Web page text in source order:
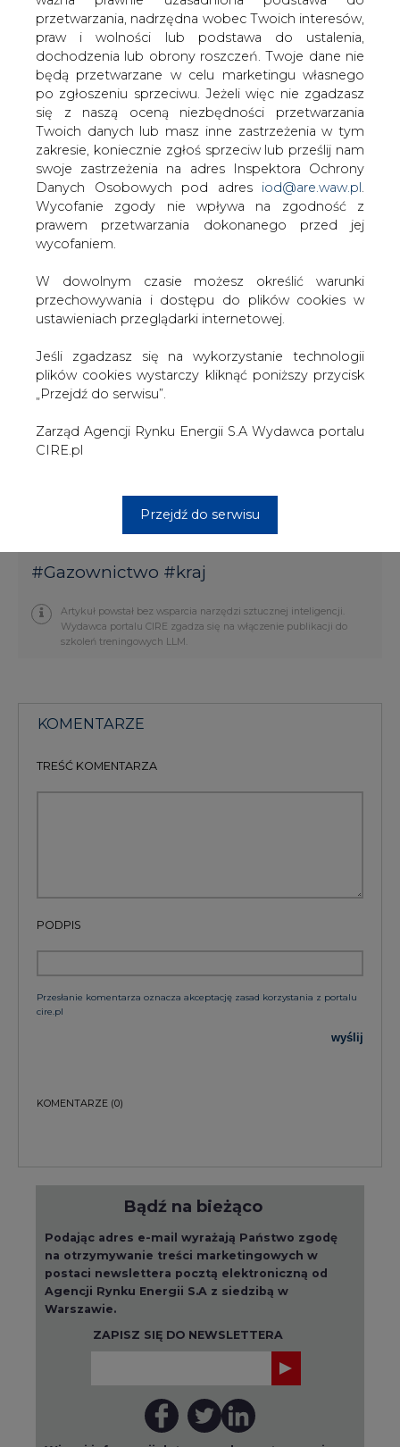
praw i wolności lub podstawa do ustalenia,
dochodzenia lub obrony roszczeń. Twoje dane nie
będą przetwarzane w celu marketingu własnego
po zgłoszeniu sprzeciwu. Jeżeli więc nie zgadzasz
się z naszą oceną niezbędności przetwarzania
Twoich danych lub masz inne zastrzeżenia w tym
zakresie, koniecznie zgłoś sprzeciw lub prześlij nam
swoje zastrzeżenia na adres Inspektora Ochrony
Danych Osobowych pod adres iod@are.waw.pl .
Wycofanie zgody nie wpływa na zgodność z
prawem przetwarzania dokonanego przed jej
wycofaniem.
W dowolnym czasie możesz określić warunki
przechowywania i dostępu do plików cookies w
ustawieniach przeglądarki internetowej.
Jeśli zgadzasz się na wykorzystanie technologii
plików cookies wystarczy kliknąć poniższy przycisk
„Przejdź do serwisu”.
Zarząd Agencji Rynku Energii S.A Wydawca portalu
CIRE.pl
„Na dziś jest zarządzona narada z przedstawicielami
PGNiG i Gaz systemu, która powinna dać odpowiedź na
przyczyny, przebieg i skutki zmniejszenia dostaw gazu
do Polski” – powiedział Woźniak dziennikarzom w
poniedziałek.
Dodał, że wynik tej narady będzie prawdopodobnie
upubliczniony.
Minister uspokoił, że nie ma zagrożenia dla odbiorców w
Polsce. „Kompensowanie przepływów do wymaganego
poziomu nie jest specjalnie trudne, gdyż nie ma środka
zimy i mamy pełne magazyny” – powiedział.
W piątek media informowały, że ukraiński dostawca
Polskiego Górnictwa Naftowego i Gazownictwa (PGNiG),
firma RosUkrEnergo, zmniejszyła dostawy gazu do
W poniedziałek minister przyznał, że z sobotniego
raportu, który do niego dotarł, wynika, że spadło ciśnienie
polsko-ukraińskiej.
Artykuł powstał bez wsparcia narzędzi sztucznej inteligencji.
szkoleń treningowych LLM.
PODPIS
Podając adres e-mail wyrażają Państwo zgodę
postaci newslettera pocztą elektroniczną od
Agencji Rynku Energii S.A z siedzibą w
Warszawie.
ZAPISZ SIĘ DO NEWSLETTERA
Więcej informacji dotyczących przetwarzania